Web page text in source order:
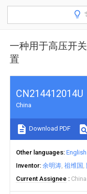
一种用于高压开
置
CN214412014U
China
Download PDF
Other languages English
Inventor 余明涛 祖维国
Current Assignee